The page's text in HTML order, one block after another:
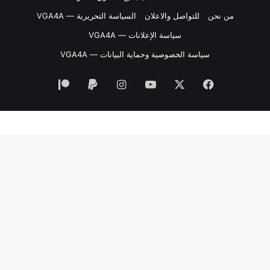
من نحن
للتواصل والاعلان
السياسة التحريرية — VGA4A
سياسة الإعلانات — VGA4A
سياسة الخصوصية وحماية البيانات — VGA4A
فيسبوك ‫YouTubeانستقرام
‏Paypal
‫Patreon